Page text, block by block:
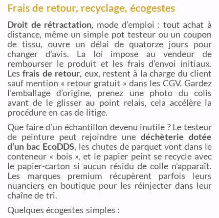
Frais de retour, recyclage, écogestes
Droit de rétractation, mode d’emploi : tout achat à
distance, même un simple pot testeur ou un coupon
de tissu, ouvre un délai de quatorze jours pour
changer d’avis. La loi impose au vendeur de
rembourser le produit et les frais d’envoi initiaux.
Lesfrais de retour, eux, restent à la charge du client
sauf mention « retour gratuit » dans les CGV. Gardez
l’emballage d’origine, prenez une photo du colis
avant de le glisser au point relais, cela accélère la
procédure en cas de litige.
Que faire d’un échantillon devenu inutile ? Le testeur
de peinture peut rejoindre une déchèterie dotée
d’un bac EcoDDS, les chutes de parquet vont dans le
conteneur « bois », et le papier peint se recycle avec
le papier-carton si aucun résidu de colle n’apparaît.
Les marques premium récupèrent parfois leurs
nuanciers en boutique pour les réinjecter dans leur
chaîne de tri.
Quelques écogestes simples :